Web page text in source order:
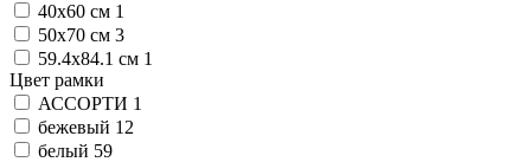
40x60 см 1
50x70 см 3
59.4x84.1 см 1
Цвет рамки
АССОРТИ 1
бежевый 12
белый 59